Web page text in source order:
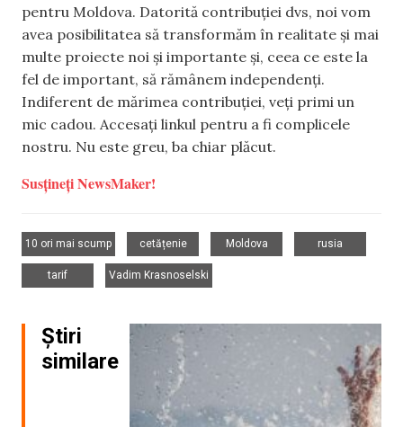
pentru Moldova. Datorită contribuției dvs, noi vom
avea posibilitatea să transformăm în realitate și mai
multe proiecte noi și importante și, ceea ce este la
fel de important, să rămânem independenți.
Indiferent de mărimea contribuției, veți primi un
mic cadou. Accesați linkul pentru a fi complicele
nostru. Nu este greu, ba chiar plăcut.
Susțineți NewsMaker!
10 ori mai scump
cetățenie
Moldova
rusia
tarif
Vadim Krasnoselski
Știri
similare